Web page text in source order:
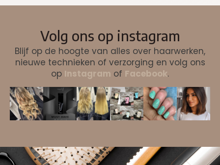
Volg ons op instagram
Blijf op de hoogte van alles over haarwerken,
nieuwe technieken of verzorging en volg ons
op Instagram of Facebook.